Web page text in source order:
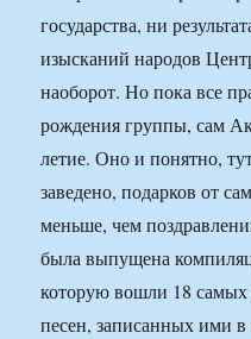
государства, ни
изысканий народов
наоборот. Но пока все
рождения группы, сам
летие. Оно и понятно,
заведено, подарков от
меньше, чем
была выпущена
которую вошли 18
песен, записанных ими